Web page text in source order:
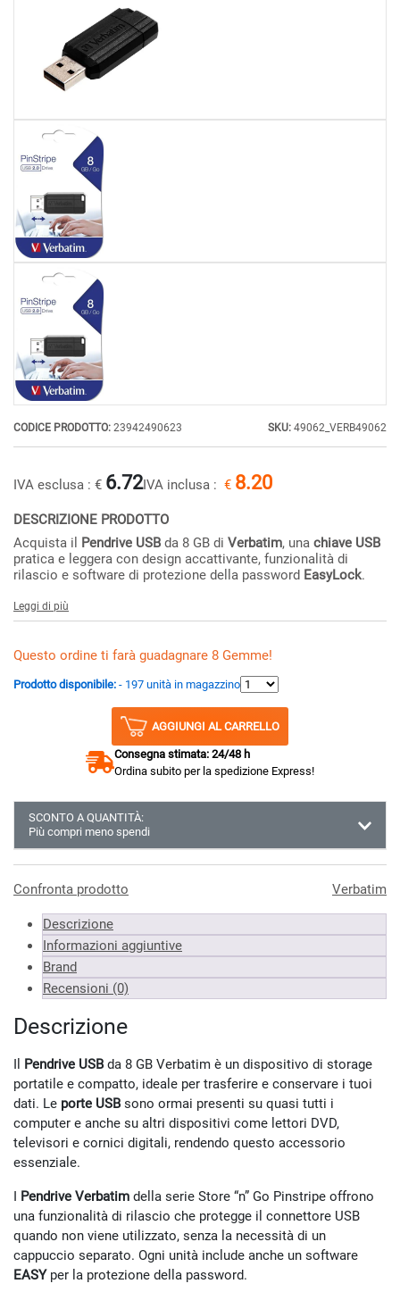
CODICE PRODOTTO: 23942490623 SKU: 49062_VERB49062
IVA esclusa : € 6.72IVA inclusa : € 8.20
DESCRIZIONE PRODOTTO
Acquista il Pendrive USB da 8 GB di Verbatim, una chiave USB
pratica e leggera con design accattivante, funzionalità di
rilascio e software di protezione della password EasyLock.
Leggi di più
Questo ordine ti farà guadagnare 8 Gemme!
Prodotto disponibile: - 197 unità in magazzino
AGGIUNGI AL CARRELLO
Consegna stimata: 24/48 h
Ordina subito per la spedizione Express!
SCONTO A QUANTITÀ:
Più compri meno spendi
Almeno 6 unità
8.04 €
*Prezzi IVA inclusa
Confronta prodotto Verbatim
Descrizione
Informazioni aggiuntive
Brand
Recensioni (0)
Descrizione
Il Pendrive USB da 8 GB Verbatim è un dispositivo di storage
portatile e compatto, ideale per trasferire e conservare i tuoi
dati. Le porte USB sono ormai presenti su quasi tutti i
computer e anche su altri dispositivi come lettori DVD,
televisori e cornici digitali, rendendo questo accessorio
essenziale.
I Pendrive Verbatim della serie Store “n” Go Pinstripe offrono
una funzionalità di rilascio che protegge il connettore USB
quando non viene utilizzato, senza la necessità di un
cappuccio separato. Ogni unità include anche un software
EASYper la protezione della password.